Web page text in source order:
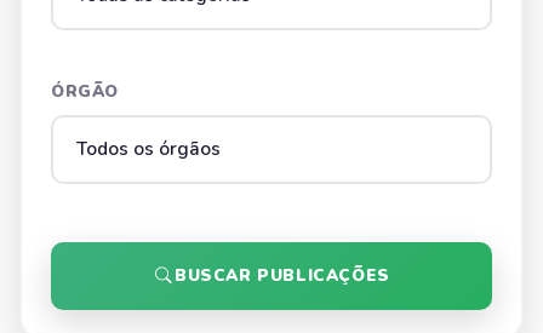
ÓRGÃO
BUSCAR PUBLICAÇÕES